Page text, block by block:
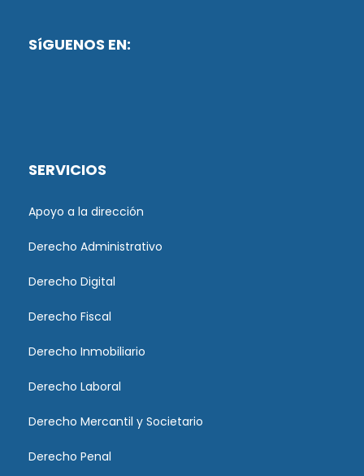
SíGUENOS EN:
SERVICIOS
Apoyo a la dirección
Derecho Administrativo
Derecho Digital
Derecho Fiscal
Derecho Inmobiliario
Derecho Laboral
Derecho Mercantil y Societario
Derecho Penal